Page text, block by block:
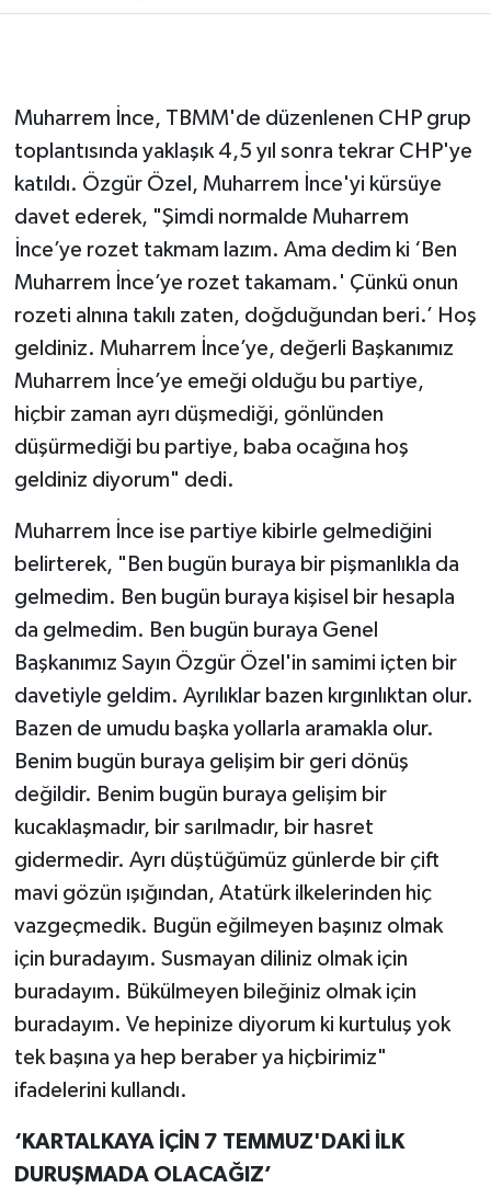
Muharrem İnce, TBMM'de düzenlenen CHP grup
toplantısında yaklaşık 4,5 yıl sonra tekrar CHP'ye
katıldı. Özgür Özel, Muharrem İnce'yi kürsüye
davet ederek, "Şimdi normalde Muharrem
İnce’ye rozet takmam lazım. Ama dedim ki ‘Ben
Muharrem İnce’ye rozet takamam.' Çünkü onun
rozeti alnına takılı zaten, doğduğundan beri.’ Hoş
geldiniz. Muharrem İnce’ye, değerli Başkanımız
Muharrem İnce’ye emeği olduğu bu partiye,
hiçbir zaman ayrı düşmediği, gönlünden
düşürmediği bu partiye, baba ocağına hoş
geldiniz diyorum" dedi.
Muharrem İnce ise partiye kibirle gelmediğini
belirterek, "Ben bugün buraya bir pişmanlıkla da
gelmedim. Ben bugün buraya kişisel bir hesapla
da gelmedim. Ben bugün buraya Genel
Başkanımız Sayın Özgür Özel'in samimi içten bir
davetiyle geldim. Ayrılıklar bazen kırgınlıktan olur.
Bazen de umudu başka yollarla aramakla olur.
Benim bugün buraya gelişim bir geri dönüş
değildir. Benim bugün buraya gelişim bir
kucaklaşmadır, bir sarılmadır, bir hasret
gidermedir. Ayrı düştüğümüz günlerde bir çift
mavi gözün ışığından, Atatürk ilkelerinden hiç
vazgeçmedik. Bugün eğilmeyen başınız olmak
için buradayım. Susmayan diliniz olmak için
buradayım. Bükülmeyen bileğiniz olmak için
buradayım. Ve hepinize diyorum ki kurtuluş yok
tek başına ya hep beraber ya hiçbirimiz"
ifadelerini kullandı.
‘KARTALKAYA İÇİN 7 TEMMUZ'DAKİ İLK
DURUŞMADA OLACAĞIZ’